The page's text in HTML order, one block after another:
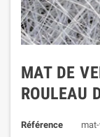
MAT DE
ROULEAU
Référence